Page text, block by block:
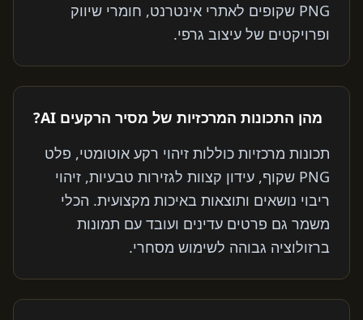
PNG שקופים לאתרי אינטרנט, חומרי שיווק
ופרויקטים של עיצוב גרפי.
מהן התכונות המרכזיות של מסיר הרקעים AI?
תכונות מרכזיות כוללות זיהוי רקע אוטומטי, פלט
PNG שקוף, עידון קצוות לגזירות טבעיות, זיהוי
ריבוי נושאים ותוצאות באיכות מקצועית. הכלי
משמר גם פרטים עדינים ועובד עם תמונות
ברזולוציה גבוהה לשימוש מסחרי.